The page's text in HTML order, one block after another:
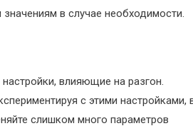
в случае необходимости.
влияющие на разгон.
с этими настройками,
слишком много параметров